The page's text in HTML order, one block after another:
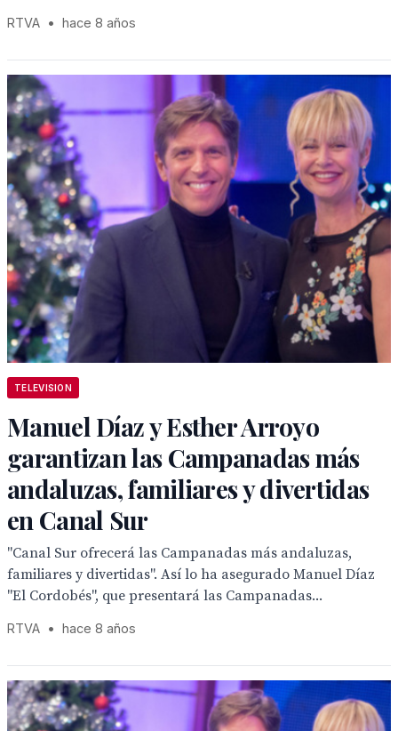
RTVA • hace 8 años
TELEVISION
Manuel Díaz y Esther Arroyo
garantizan las Campanadas más
andaluzas, familiares y divertidas
en Canal Sur
"Canal Sur ofrecerá las Campanadas más andaluzas,
familiares y divertidas". Así lo ha asegurado Manuel Díaz
"El Cordobés", que presentará las Campanadas...
RTVA • hace 8 años